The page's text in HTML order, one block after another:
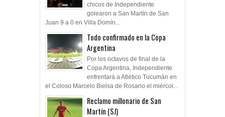
chicos de Independiente
golearon a San Martín de San
Juan 9 a 0 en Villa Domín...
Todo confirmado en la Copa
Argentina
Por los octavos de final de la
Copa Argentina, Independiente
enfrentará a Atlético Tucumán en
el Coloso Marcelo Bielsa de Rosario el miércol...
Reclamo millonario de San
Martín (SJ)